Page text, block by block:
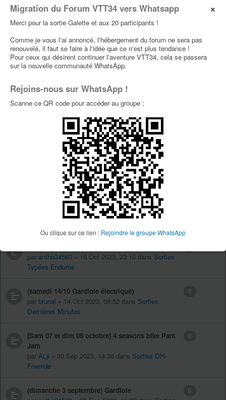
×
Migration du Forum VTT34 vers Whatsapp
Merci pour la sortie Galette et aux 20 participants !
Comme je vous l'ai annoncé, l'hébergement du forum ne sera pas
renouvelé, il faut se faire à l'idée que ce n'est plus tendance !
Pour ceux qui désirent continuer l'aventure VTT34, cela se passera
sur la nouvelle communauté WhatsApp.
Rejoins-nous sur WhatsApp !
Scanne ce QR code pour accéder au groupe :
Ou clique sur ce lien : Rejoindre le groupe WhatsApp
Enduros
parantho34560» 23 Mars 2024, 11:36 dansSorties
Typées Enduros
parALji» 23 Fév 2024, 21:45 dans
Dernières Minutes
Faute de rouler, faut rêver ....
» 09 Fév 2024, 16:08 dansPhotos et
soutien MBF
» 26 Jan 2024, 16:20 dansLe Bistrot
» 11 Nov 2023, 23:00 dansPhotos et
par antho34560 » 16 Oct 2023, 23:10 dans Sorties
Typées Enduros
(samedi 14/10 Gardiole électrique)
par brunal » 14 Oct 2023, 08:52 dans Sorties
Dernières Minutes
0
[Sam 07 et dim 08 octobre] 4 seasons bike Park
Jam
par ALji » 30 Sep 2023, 14:38 dans Sorties DH-
Freeride
0
(dimanche 3 septembre) Gardiole
0